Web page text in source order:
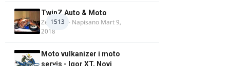
1513
TwinZ Auto & Moto
Zeljkamp · Napisano Mart 9,
2018
Moto vulkanizer i moto
servis - Igor XT, Novi